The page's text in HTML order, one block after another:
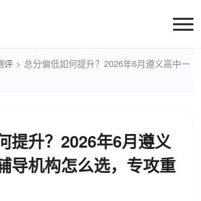
评 > 总分偏低如何提升？2026年6月遵义高中一
提升？2026年6月遵义
导机构怎么选，专攻重